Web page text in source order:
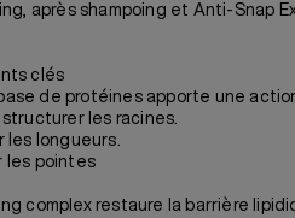
après shampoing et Anti-Snap
clés
de protéines apporte une
les racines.
les longueurs.
les pointes
complex restaure la barrière